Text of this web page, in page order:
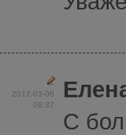
2012-03-06
09:37
С